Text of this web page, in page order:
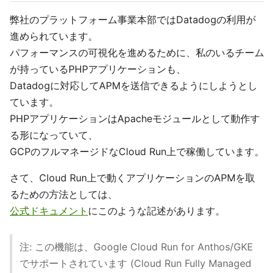
弊社のプラットフォーム事業本部ではDatadogの利用が
進められています。
パフォーマンスの可視化を進めるために、私のいるチーム
が持っているPHPアプリケーションも、
Datadogに対応してAPMを送信できるようにしようとし
ています。
PHPアプリケーションはApacheモジュールとして動作す
る形になっていて、
GCPのフルマネージドなCloud Run上で稼働しています。
さて、Cloud Run上で動くアプリケーションのAPMを取
るための方法としては、
公式ドキュメント にこのような記述があります。
注: この機能は、Google Cloud Run for Anthos/GKE
でサポートされています (Cloud Run Fully Managed